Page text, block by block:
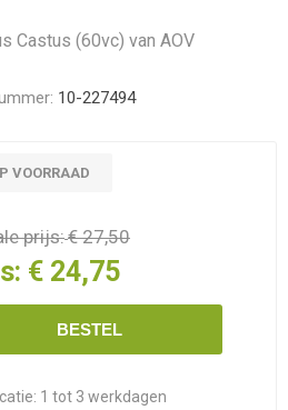
Castus (60vc) van AOV
10-227494
VOORRAAD
prijs:€ 27,50
€ 24,75
BESTEL
1 tot 3 werkdagen